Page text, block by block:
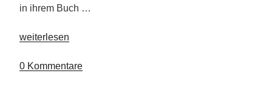
in ihrem Buch …
„Hotelmitarbeiter
Reiseführer“
weiterlesen
0 Kommentare